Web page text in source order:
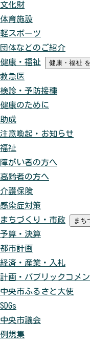
文化財
体育施設
軽スポーツ
団体などのご紹介
健康・福祉
健康・福祉
救急医
検診・予防接種
健康のために
助成
注意喚起・お知らせ
福祉
障がい者の方へ
高齢者の方へ
介護保険
感染症対策
まちづくり・市政
まち
予算・決算
都市計画
経済・産業・入札
計画・パブリックコメ
中央市ふるさと大使
SDGs
中央市議会
例規集